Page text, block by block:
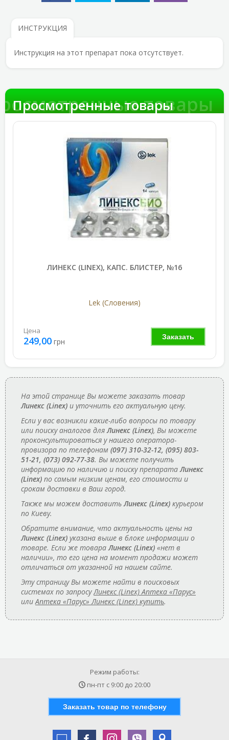
ИНСТРУКЦИЯ
Инструкция на этот препарат пока отсутствует.
товары
Просмотренные товары
ЛИНЕКС (LINEX), КАПС. БЛИСТЕР, №16
Lek (Словения)
Заказать
Цена
249,00 грн
На этой странице Вы можете заказать товар
Линекс (Linex) и уточнить его актуальную цену.
Если у вас возникли какие-либо вопросы по товару
или поиску аналогов дляЛинекс (Linex), Вы можете
проконсультироваться у нашего оператора-
провизора по телефонам (097) 310-32-12, (095) 803-
51-21, (073) 092-77-38. Вы можете получить
информацию по наличию и поиску препаратаЛинекс
(Linex) по самым низким ценам, его стоимости и
срокам доставки в Ваш город.
Также мы можем доставитьЛинекс (Linex) курьером
по Киеву.
Обратите внимание, что актуальность цены на
Линекс (Linex) указана выше в блоке информации о
товаре. Если же товараЛинекс (Linex) «нет в
наличии», то его цена на момент продажи может
отличаться от указанной на нашем сайте.
Эту страницу Вы можете найти в поисковых
системах по запросуЛинекс (Linex) Аптека «Парус»
илиАптека «Парус» Линекс (Linex) купить.
Режим работы:
пн-пт с 9:00 до 20:00
Заказать товар по телефону